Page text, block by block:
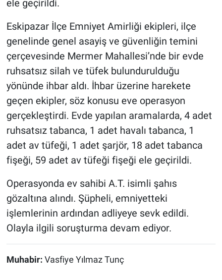
ele geçirildi.
Eskipazar İlçe Emniyet Amirliği ekipleri, ilçe
genelinde genel asayiş ve güvenliğin temini
çerçevesinde Mermer Mahallesi’nde bir evde
ruhsatsız silah ve tüfek bulundurulduğu
yönünde ihbar aldı. İhbar üzerine harekete
geçen ekipler, söz konusu eve operasyon
gerçekleştirdi. Evde yapılan aramalarda, 4 adet
ruhsatsız tabanca, 1 adet havalı tabanca, 1
adet av tüfeği, 1 adet şarjör, 18 adet tabanca
fişeği, 59 adet av tüfeği fişeği ele geçirildi.
Operasyonda ev sahibi A.T. isimli şahıs
gözaltına alındı. Şüpheli, emniyetteki
işlemlerinin ardından adliyeye sevk edildi.
Olayla ilgili soruşturma devam ediyor.
Muhabir: Vasfiye Yılmaz Tunç